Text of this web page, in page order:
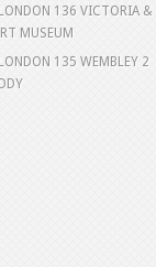
136 VICTORIA &
MUSEUM
135 WEMBLEY 2